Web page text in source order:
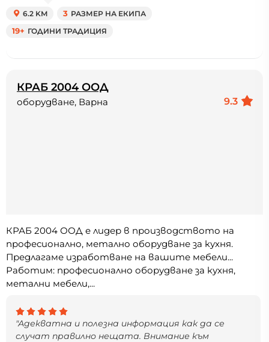
6.2 KM 3 РАЗМЕР НА ЕКИПА
19+ ГОДИНИ ТРАДИЦИЯ
КРАБ 2004 ООД
9.3
оборудване, Варна
КРАБ 2004 ООД е лидер в производството на
професионално, метално оборудване за кухня.
Предлагаме изработване на вашите мебели...
Работим: професионално оборудване за кухня,
метални мебели,...
"Адекватна и полезна информация как да се
случат правилно нещата. Внимание към